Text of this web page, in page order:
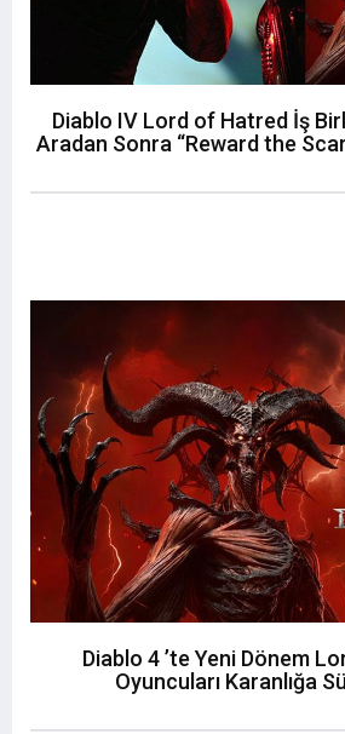
Diablo IV Lord of Hatred İş
Aradan Sonra “Reward the
Diablo 4 ’te Yeni Dönem
Oyuncuları Karanlığa